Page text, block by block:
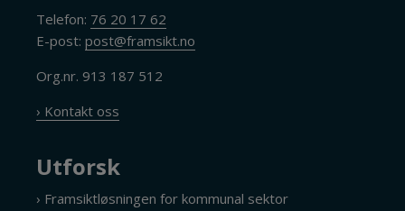
Telefon: 76 20 17 62
E-post:post@framsikt.no
Org.nr. 913 187 512
› Kontakt oss
Utforsk
› Framsiktløsningen for kommunal sektor